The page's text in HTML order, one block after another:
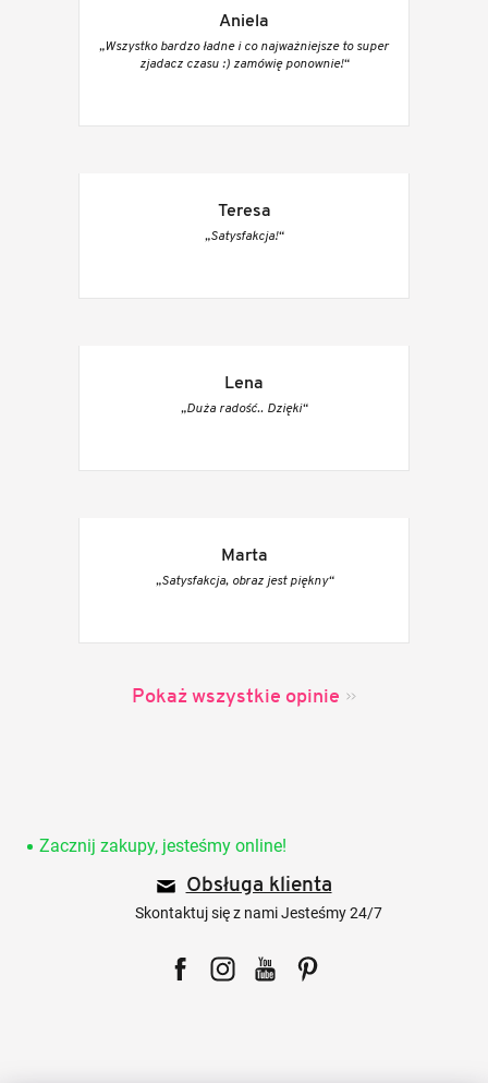
Aniela
„Wszystko bardzo ładne i co najważniejsze to super
zjadacz czasu :) zamówię ponownie!“
Teresa
„Satysfakcja!“
Lena
„Duża radość.. Dzięki“
Marta
„Satysfakcja, obraz jest piękny“
Pokaż wszystkie opinie
Zacznij zakupy, jesteśmy online!
Obsługa klienta
Skontaktuj się z nami Jesteśmy 24/7